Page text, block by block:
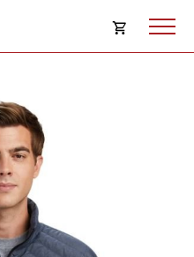
Opna